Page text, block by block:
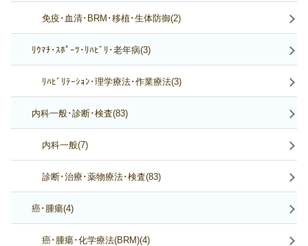
免疫･血清･BRM･移植･生体防御(2)
ﾘｳﾏﾁ･ｽﾎﾟｰﾂ･ﾘﾊﾋﾞﾘ･老年病(3)
ﾘﾊﾋﾞﾘﾃｰｼｮﾝ･理学療法･作業療法(3)
内科一般･診断･検査(83)
内科一般(7)
診断･治療･薬物療法･検査(83)
癌･腫瘍(4)
癌･腫瘍･化学療法(BRM)(4)